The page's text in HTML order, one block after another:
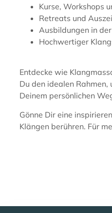
Kurse, Workshops
Retreats und
Ausbildungen in
Hochwertiger
Entdecke wie
Du den idealen
Deinem persönlichen
Gönne Dir eine
Klängen berühren. Für